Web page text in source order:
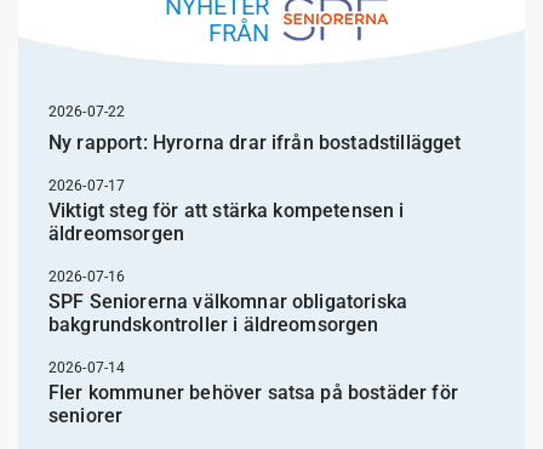
NYHETER
FRÅN
2026-07-22
Ny rapport: Hyrorna drar ifrån bostadstillägget
2026-07-17
Viktigt steg för att stärka kompetensen i
äldreomsorgen
2026-07-16
SPF Seniorerna välkomnar obligatoriska
bakgrundskontroller i äldreomsorgen
2026-07-14
Fler kommuner behöver satsa på bostäder för
seniorer